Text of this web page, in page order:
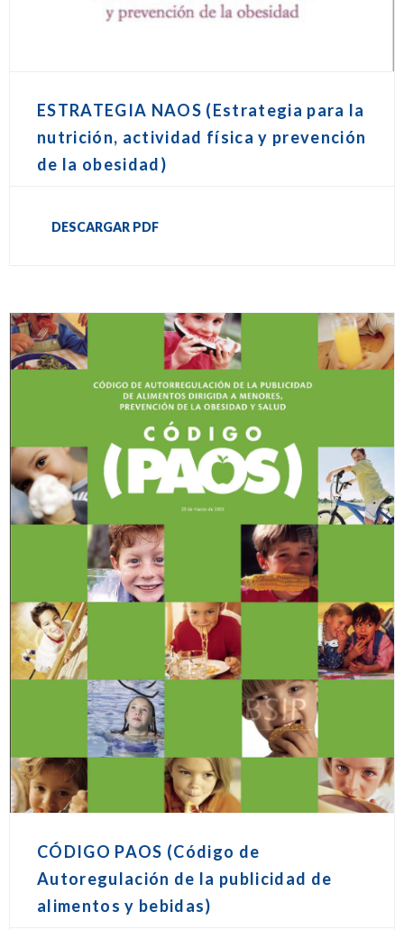
ESTRATEGIA NAOS (Estrategia para la
nutrición, actividad física y prevención
de la obesidad)
DESCARGAR PDF
CÓDIGO PAOS (Código de
Autoregulación de la publicidad de
alimentos y bebidas)